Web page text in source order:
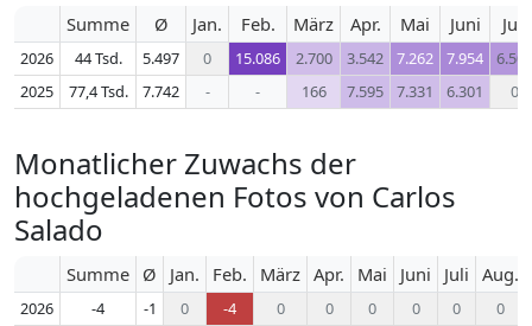
Summe Ø Jan. Feb. März Apr. Mai Juni Juli
2026 44 Tsd. 5.497 0 15.086 2.700 3.542 7.262 7.954
6.500
2025
77,4 Tsd. 7.742 - - 166 7.595 7.331 6.301 0
Monatlicher Zuwachs der
hochgeladenen Fotos von Carlos
Salado
Summe Ø Jan. Feb. März Apr. Mai Juni Juli Aug.
2026 -4 -1 0 -4 0 0 0 0 0 0